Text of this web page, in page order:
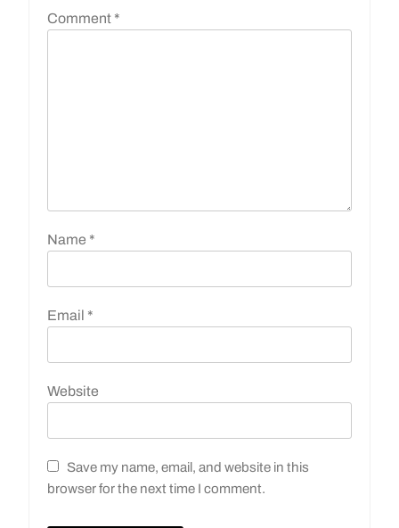
Comment *
Name *
Email *
Website
Save my name, email, and website in this
browser for the next time I comment.